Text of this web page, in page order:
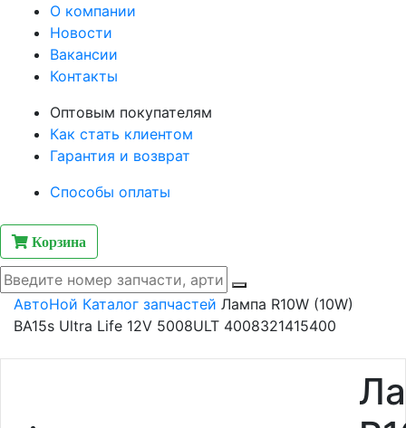
О компании
Новости
Вакансии
Контакты
Оптовым покупателям
Как стать клиентом
Гарантия и возврат
Способы оплаты
Корзина
АвтоНой Каталог запчастей Лампа R10W (10W)
BA15s Ultra Life 12V 5008ULT 4008321415400